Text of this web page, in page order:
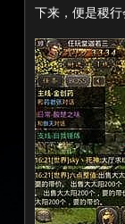
下来，便是稷